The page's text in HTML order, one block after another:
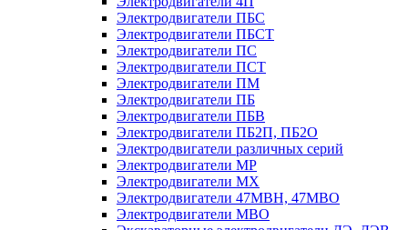
Электродвигатели ПБС
Электродвигатели ПБСТ
Электродвигатели ПС
Электродвигатели ПСТ
Электродвигатели ПМ
Электродвигатели ПБ
Электродвигатели ПБВ
Электродвигатели ПБ2П, ПБ2О
Электродвигатели различных серий
Электродвигатели МР
Электродвигатели MX
Электродвигатели 47MBH, 47МВО
Электродвигатели MBO